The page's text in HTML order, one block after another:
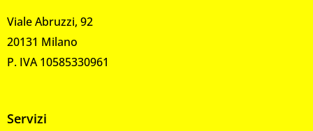
Viale Abruzzi, 92
20131 Milano
P. IVA 10585330961
Servizi